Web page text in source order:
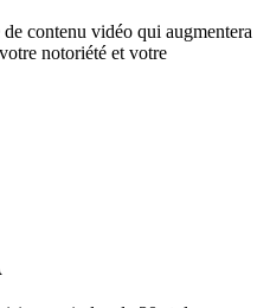
contenu vidéo qui augmentera
notoriété et votre